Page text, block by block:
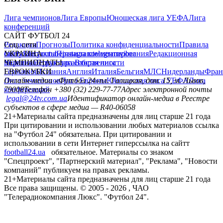
Лига чемпионовЛига ЕвропыЮношеская лига УЕФАЛига
конференций
САЙТ ФУТБОЛ 24
РедакцияПрогнозыПолитика конфиденциальностиПравила
сайтуКонтактыПравила комментированияРедакционная
политикаСтруктура собственности
Соц. сети
facebookxyoutubeinstagramtelegramviber
УКРАИНА
УкраинаПервая лигаВторая лига
ЧЕМПИОНАТЫ
ГерманияИспанияАнглияИталияБельгияМЛСНидерланды
ЕВРОКУБКИ
Лига чемпионовЛига ЕвропыЮношеская лига УЕФАЛига
конференций
Онлайн-медиа «Футбол 24»пл. Галицкая, дом. 15, м. Львов,
79008Телефон +380 (32) 229-77-77Адрес электронной почты
legal@24tv.com.uaИдентификатор онлайн-медиа в Реестре
субъектов в сфере медиа — R40-06058
21+Материалы сайта предназначены для лиц старше 21 года
При цитировании и использовании любых материалов ссылка
на "Футбол 24" обязательна. При цитировании и
использовании в сети Интернет гиперссылка на сайтт
football24.ua
обязательное. Материалы со знаком
"Спецпроект", "Партнерский материал", "Реклама", "Новости
компаний" публикуем на правах рекламы.
21+Материалы сайта предназначены для лиц старше 21 года
Все права защищены. © 2005 - 2026 , ЧАО
"Телерадиокомпания Люкс". "Футбол 24".